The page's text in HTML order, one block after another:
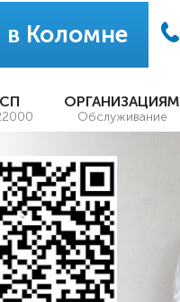
Коломне
ОРГАНИЗАЦИЯМ
Обслуживание